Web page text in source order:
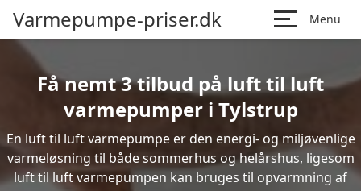
Varmepumpe-priser.dk Menu
Få nemt 3 tilbud på luft til luft
varmepumper i Tylstrup
En luft til luft varmepumpe er den energi- og miljøvenlige
varmeløsning til både sommerhus og helårshus, ligesom
luft til luft varmepumpen kan bruges til opvarmning af